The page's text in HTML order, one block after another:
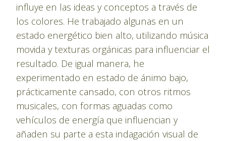
influye en las ideas y conceptos a través de
los colores. He trabajado algunas en un
estado energético bien alto, utilizando música
movida y texturas orgánicas para influenciar el
resultado. De igual manera, he
experimentado en estado de ánimo bajo,
prácticamente cansado, con otros ritmos
musicales, con formas aguadas como
vehículos de energía que influencian y
añaden su parte a esta indagación visual de